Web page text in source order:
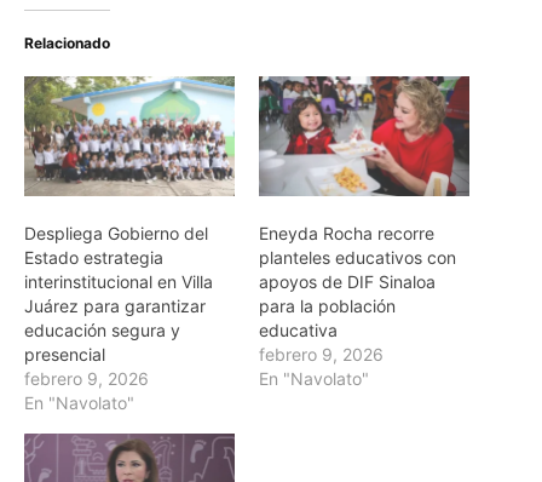
Relacionado
Despliega Gobierno del
Estado estrategia
interinstitucional en Villa
Juárez para garantizar
educación segura y
presencial
febrero 9, 2026
En "Navolato"
Eneyda Rocha recorre
planteles educativos con
apoyos de DIF Sinaloa
para la población
educativa
febrero 9, 2026
En "Navolato"